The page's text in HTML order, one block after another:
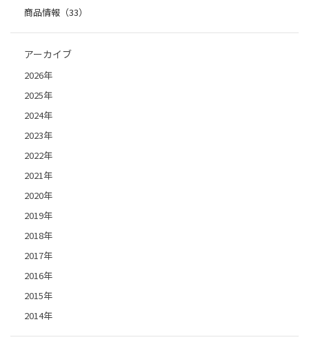
商品情報（33）
アーカイブ
2026年
2025年
2024年
2023年
2022年
2021年
2020年
2019年
2018年
2017年
2016年
2015年
2014年